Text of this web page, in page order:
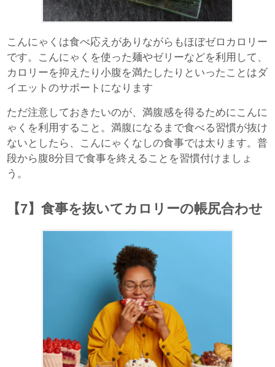
こんにゃくは食べ応えがありながらもほぼゼロカロリー
です。こんにゃくを使った麺やゼリーなどを利用して、
カロリーを抑えたり小腹を満たしたりといったことはダ
イエットのサポートになります
ただ注意しておきたいのが、満腹感を得るためにこんに
ゃくを利用すること。満腹になるまで食べる習慣が抜け
ないとしたら、こんにゃくなしの食事では太ります。普
段から腹8分目で食事を終えることを習慣付けましょ
う。
【7】食事を抜いてカロリーの帳尻合わせ